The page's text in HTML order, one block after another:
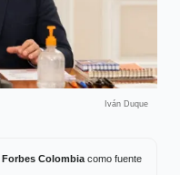
Iván Duque
Forbes Colombiacomo fuente